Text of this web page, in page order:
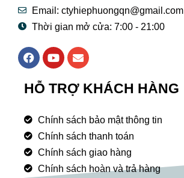
Email: ctyhiephuongqn@gmail.com
Thời gian mở cửa: 7:00 - 21:00
F
a
e
b
o
k
Y
o
t
u
e
E
n
e
l
p
e
HỖ TRỢ KHÁCH HÀNG
Chính sách bảo mật thông tin
Chính sách thanh toán
Chính sách giao hàng
Chính sách hoàn và trả hàng